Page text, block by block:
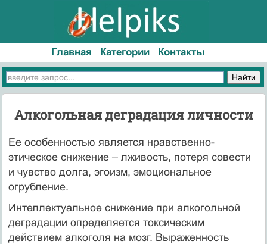
Главная Категории Контакты
Алкогольная деградация личности
Ее особенностью является нравственно-
этическое снижение – лживость, потеря совести
и чувство долга, эгоизм, эмоциональное
огрубление.
Интеллектуальное снижение при алкогольной
деградации определяется токсическим
действием алкоголя на мозг. Выраженность